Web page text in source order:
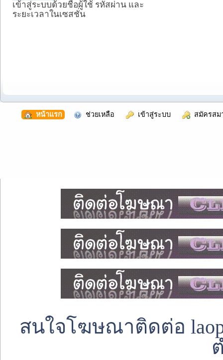
เข้าสู่ระบบด้วยชื่อผู้ใช้ รหัสผ่าน และ
ระยะเวลาในเซสชั่น
หน้าแรก ช่วยเหลือ เข้าสู่ระบบ สมัครสม
สนใจโฆษณาติดต่อ